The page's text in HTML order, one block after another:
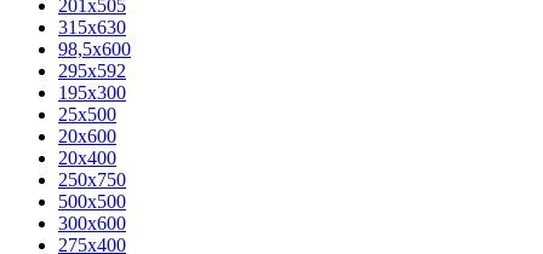
201x505
315x630
98,5х600
295x592
195х300
25x500
20х600
20х400
250x750
500x500
300x600
275x400